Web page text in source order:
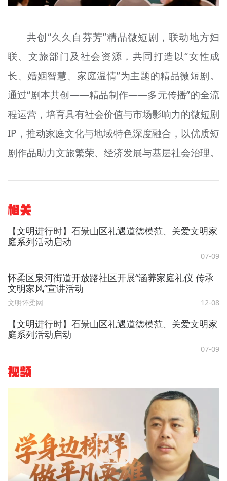
共创“久久自芬芳”精品微短剧，联动地方妇
联、文旅部门及社会资源，共同打造以“女性成
长、婚姻智慧、家庭温情”为主题的精品微短剧。
通过“剧本共创——精品制作——多元传播”的全流
程运营，培育具有社会价值与市场影响力的微短剧
IP，推动家庭文化与地域特色深度融合，以优质短
剧作品助力文旅繁荣、经济发展与基层社会治理。
相关
【文明进行时】石景山区礼遇道德模范、关爱文明家
庭系列活动启动
07-09
怀柔区泉河街道开放路社区开展“涵养家庭礼仪 传承
文明家风”宣讲活动
文明怀柔网 12-08
【文明进行时】石景山区礼遇道德模范、关爱文明家
庭系列活动启动
07-09
视频